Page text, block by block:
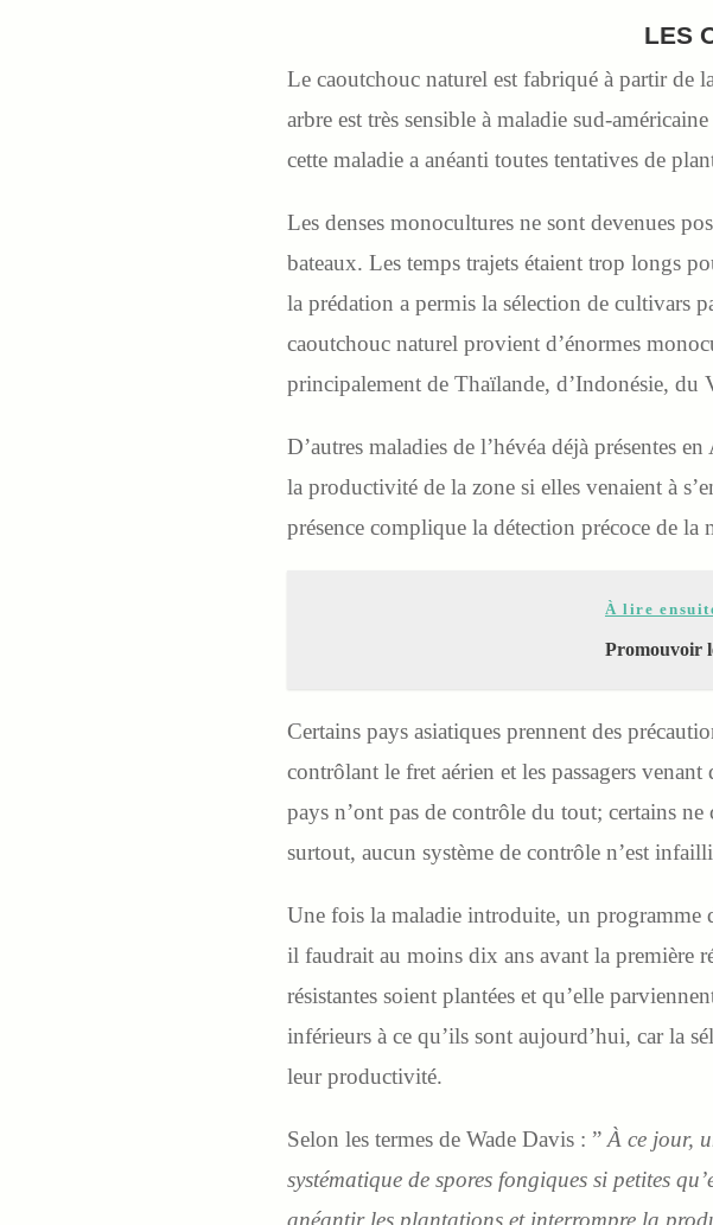
LES
Le caoutchouc naturel est fabriqué à partir de
arbre est très sensible à maladie sud-
cette maladie a anéanti toutes tentatives de
Les denses monocultures ne sont devenues
bateaux. Les temps trajets étaient trop longs
la prédation a permis la sélection de cultivars
caoutchouc naturel provient d’énormes
principalement de Thaïlande, d’Indonésie, du
D’autres maladies de l’hévéa déjà présentes
la productivité de la zone si elles venaient à
présence complique la détection précoce de la
À lire
Promouvoir
Certains pays asiatiques prennent des
contrôlant le fret aérien et les passagers
pays n’ont pas de contrôle du tout; certains
surtout, aucun système de contrôle n’est
Une fois la maladie introduite, un programme
il faudrait au moins dix ans avant la première
résistantes soient plantées et qu’elle
inférieurs à ce qu’ils sont aujourd’hui, car la
leur productivité.
Selon les termes de Wade Davis : ” À ce jour,
systématique de spores fongiques si petites
anéantir les plantations et interrompre la